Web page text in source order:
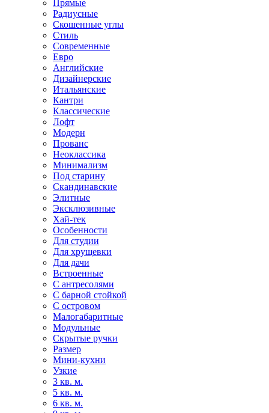
Прямые
Радиусные
Скошенные углы
Стиль
Современные
Евро
Английские
Дизайнерские
Итальянские
Кантри
Классические
Лофт
Модерн
Прованс
Неоклассика
Минимализм
Под старину
Скандинавские
Элитные
Эксклюзивные
Хай-тек
Особенности
Для студии
Для хрущевки
Для дачи
Встроенные
С антресолями
С барной стойкой
С островом
Малогабаритные
Модульные
Скрытые ручки
Размер
Мини-кухни
Узкие
3 кв. м.
5 кв. м.
6 кв. м.